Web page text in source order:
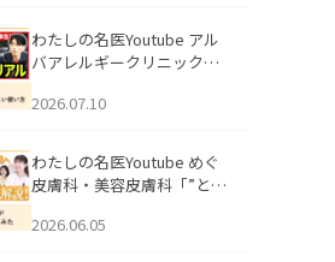
説」を公開いたしました。
わたしの名医Youtube アル
バアレルギークリニック札
医師が明かす副作用・リバ
公開いたしました。
2026.07.10
わたしの名医Youtube めぐ
皮膚科・美容皮膚科「”とお
ッズの肌悩みに本気で答え
2026.06.05